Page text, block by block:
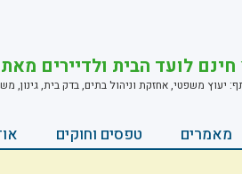
חינם לועד הבית ולדיירים
יעוץ משפטי, אחזקת וניהול בתים, בדק בית, גינון,
מאמרים טפסים וחוקים